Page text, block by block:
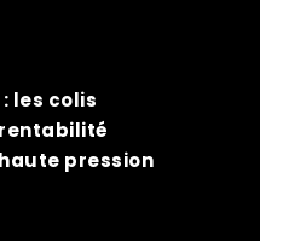
: les colis
pression